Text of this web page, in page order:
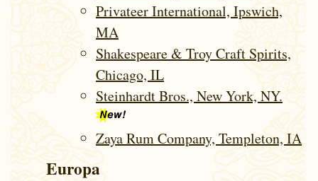
Privateer International, Ipswich,
MA
Shakespeare & Troy Craft Spirits,
Chicago, IL
Steinhardt Bros., New York, NY.
Zaya Rum Company, Templeton, IA
Europa